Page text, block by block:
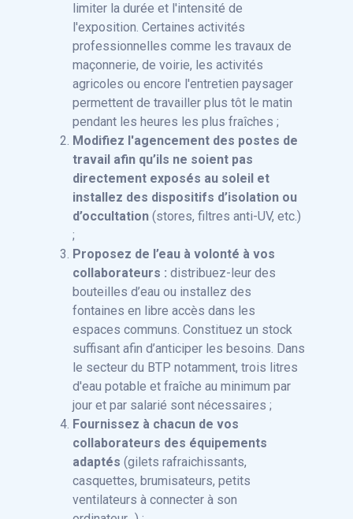
limiter la durée et l'intensité de
l'exposition. Certaines activités
professionnelles comme les travaux de
maçonnerie, de voirie, les activités
agricoles ou encore l'entretien paysager
permettent de travailler plus tôt le matin
pendant les heures les plus fraîches ;
Modifiez l'agencement des postes de
travail afin qu’ils ne soient pas
directement exposés au soleil et
installez des dispositifs d’isolation ou
d’occultation (stores, filtres anti-UV, etc.)
;
Proposez de l’eau à volonté à vos
collaborateurs : distribuez-leur des
bouteilles d’eau ou installez des
fontaines en libre accès dans les
espaces communs. Constituez un stock
suffisant afin d’anticiper les besoins. Dans
le secteur du BTP notamment, trois litres
d'eau potable et fraîche au minimum par
jour et par salarié sont nécessaires ;
Fournissez à chacun de vos
collaborateurs des équipements
adaptés (gilets rafraichissants,
casquettes, brumisateurs, petits
ventilateurs à connecter à son